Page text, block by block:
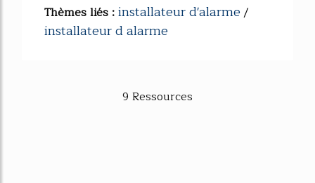
Thèmes liés :installateur d'alarme/
installateur d alarme
9 Ressources